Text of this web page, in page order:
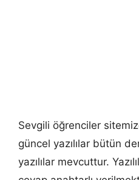
Sevgili öğrenciler
güncel yazılılar bütün
yazılılar mevcuttur.